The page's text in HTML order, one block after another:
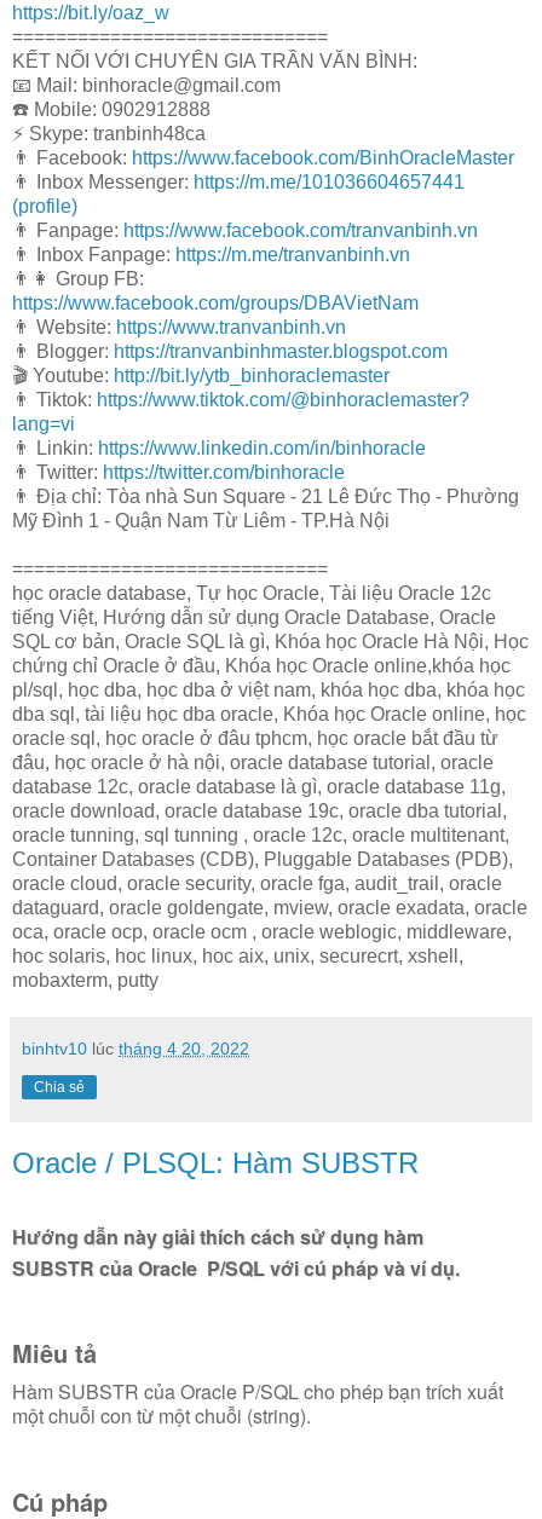
https://bit.ly/oaz_w
=============================
KẾT NỐI VỚI CHUYÊN GIA TRẦN VĂN BÌNH:
📧 Mail: binhoracle@gmail.com
☎️ Mobile: 0902912888
⚡️ Skype: tranbinh48ca
👨 Facebook: https://www.facebook.com/BinhOracleMaster
👨 Inbox Messenger: https://m.me/101036604657441
(profile)
👨 Fanpage: https://www.facebook.com/tranvanbinh.vn
👨 Inbox Fanpage: https://m.me/tranvanbinh.vn
👨👩 Group FB:
https://www.facebook.com/groups/DBAVietNam
👨 Website: https://www.tranvanbinh.vn
👨 Blogger: https://tranvanbinhmaster.blogspot.com
🎬 Youtube: http://bit.ly/ytb_binhoraclemaster
👨 Tiktok: https://www.tiktok.com/@binhoraclemaster?
lang=vi
👨 Linkin: https://www.linkedin.com/in/binhoracle
👨 Twitter: https://twitter.com/binhoracle
👨 Địa chỉ: Tòa nhà Sun Square - 21 Lê Đức Thọ - Phường
Mỹ Đình 1 - Quận Nam Từ Liêm - TP.Hà Nội
=============================
học oracle database, Tự học Oracle, Tài liệu Oracle 12c
tiếng Việt, Hướng dẫn sử dụng Oracle Database, Oracle
SQL cơ bản, Oracle SQL là gì, Khóa học Oracle Hà Nội, Học
chứng chỉ Oracle ở đầu, Khóa học Oracle online,khóa học
pl/sql, học dba, học dba ở việt nam, khóa học dba, khóa học
dba sql, tài liệu học dba oracle, Khóa học Oracle online, học
oracle sql, học oracle ở đâu tphcm, học oracle bắt đầu từ
đâu, học oracle ở hà nội, oracle database tutorial, oracle
database 12c, oracle database là gì, oracle database 11g,
oracle download, oracle database 19c, oracle dba tutorial,
oracle tunning, sql tunning , oracle 12c, oracle multitenant,
Container Databases (CDB), Pluggable Databases (PDB),
oracle cloud, oracle security, oracle fga, audit_trail, oracle
dataguard, oracle goldengate, mview, oracle exadata, oracle
oca, oracle ocp, oracle ocm , oracle weblogic, middleware,
hoc solaris, hoc linux, hoc aix, unix, securecrt, xshell,
mobaxterm, putty
binhtv10 lúc tháng 4 20, 2022
Chia sẻ
Oracle / PLSQL: Hàm SUBSTR
Hướng dẫn này giải thích cách sử dụng hàm
SUBSTR của Oracle P/SQLvới cú pháp và ví dụ.
Miêu tả
Hàm SUBSTR của Oracle P/SQL cho phép bạn trích xuất
một chuỗi con từ một chuỗi (string).
Cú pháp